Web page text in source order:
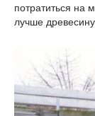
потратиться на
лучше